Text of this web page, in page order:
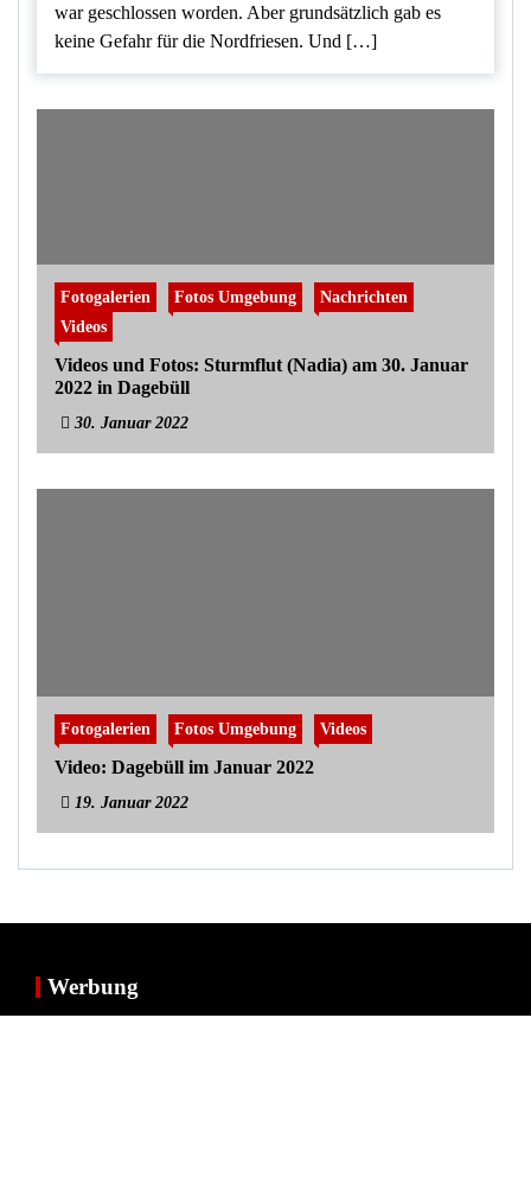
war geschlossen worden. Aber grundsätzlich gab es
keine Gefahr für die Nordfriesen. Und […]
Fotogalerien Fotos Umgebung
Nachrichten
Videos
Videos und Fotos: Sturmflut (Nadia) am 30. Januar
2022 in Dagebüll
30. Januar 2022
Fotogalerien Fotos Umgebung Videos
Video: Dagebüll im Januar 2022
19. Januar 2022
Werbung